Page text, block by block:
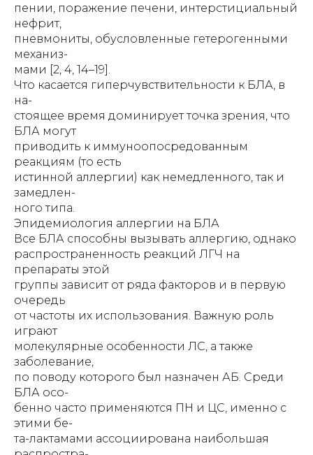
пении, поражение печени, интерстициальный
нефрит,
пневмониты, обусловленные гетерогенными
механиз-
мами [2, 4, 14–19].
Что касается гиперчувствительности к БЛА, в
на-
стоящее время доминирует точка зрения, что
БЛА могут
приводить к иммуноопосредованным
реакциям (то есть
истинной аллергии) как немедленного, так и
замедлен-
ного типа.
Эпидемиология аллергии на БЛА
Все БЛА способны вызывать аллергию, однако
распространенность реакций ЛГЧ на
препараты этой
группы зависит от ряда факторов и в первую
очередь
от частоты их использования. Важную роль
играют
молекулярные особенности ЛС, а также
заболевание,
по поводу которого был назначен АБ. Среди
БЛА осо-
бенно часто применяются ПН и ЦС, именно с
этими бе-
та-лактамами ассоциирована наибольшая